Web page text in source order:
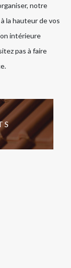
notre
la hauteur de vos
intérieure
pas à faire